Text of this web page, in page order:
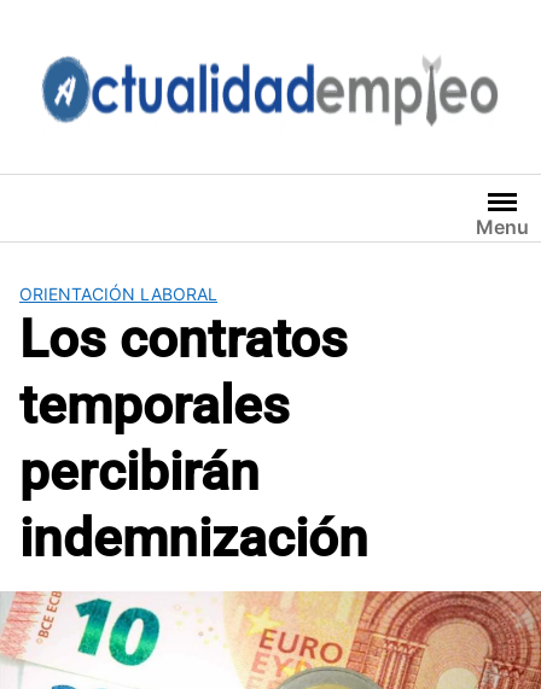
contenido
Menu
ORIENTACIÓN LABORAL
Los contratos
temporales
percibirán
indemnización